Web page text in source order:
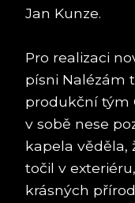
Jan Kunze.
Pro realizaci
písni Nalézám
produkční tým
v sobě nese
kapela věděla,
točil v
krásných